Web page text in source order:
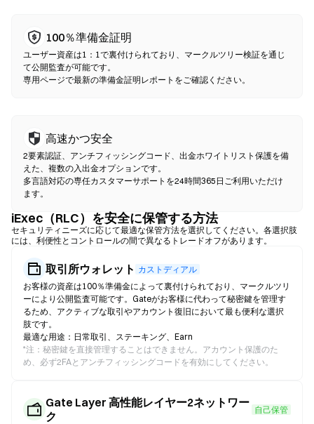
100％準備金証明
ユーザー資産は1：1で裏付けられており、マークルツリー検証を通じ
て公開監査が可能です。
専用ページで最新の準備金証明レポートをご確認ください。
高速かつ安全
2要素認証、アンチフィッシングコード、出金ホワイトリスト保護を備
えた、複数の入出金オプションです。
多言語対応の専任カスタマーサポートを24時間365日ご利用いただけ
ます。
iExec（RLC）を安全に保管する方法
セキュリティニーズに応じて最適な保管方法を選択してください。各選択肢
には、利便性とコントロールの間で異なるトレードオフがあります。
取引所ウォレット カストディアル
お客様の資産は100％準備金によって裏付けられており、マークルツリ
ーにより公開監査可能です。Gateがお客様に代わって秘密鍵を管理す
るため、アクティブな取引やアカウント復旧において最も便利な選択
肢です。
最適な用途：日常取引、ステーキング、Earn
*注：秘密鍵を直接管理することはできません。アカウント保護のた
め、必ず2FAとアンチフィッシングコードを有効にしてください。
Gate Layer 高性能レイヤー2ネットワー
ク
自己保管